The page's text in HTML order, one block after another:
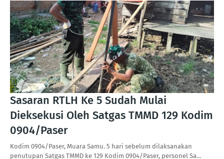
Sasaran RTLH Ke 5 Sudah Mulai
Dieksekusi Oleh Satgas TMMD 129 Kodim
0904/Paser
Kodim 0904/Paser, Muara Samu. 5 hari sebelum dilaksanakan
penutupan Satgas TMMD ke 129 Kodim 0904/Paser, personel Sa…